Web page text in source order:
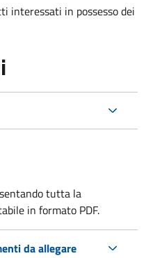
interessati in possesso dei
tutta la
in formato PDF.
da allegare